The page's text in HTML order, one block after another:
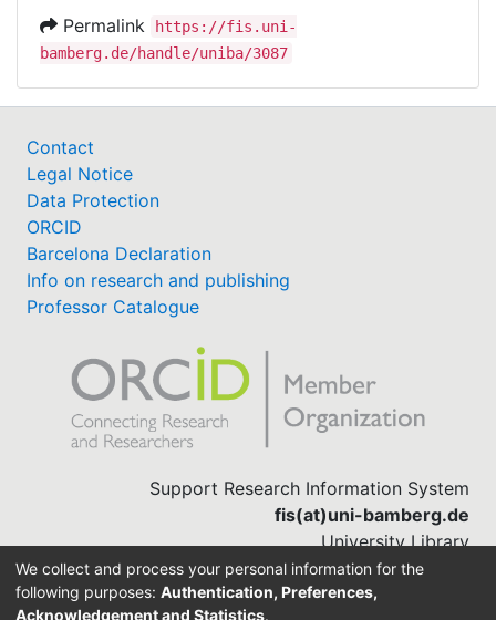
Permalink
https://fis.uni-
bamberg.de/handle/uniba/3087
Contact
Legal Notice
Data Protection
ORCID
Barcelona Declaration
Info on research and publishing
Professor Catalogue
Support Research Information System
fis(at)uni-bamberg.de
University Library
(0951) 863-1568
We collect and process your personal information for the
following purposes: Authentication, Preferences,
Acknowledgement and Statistics.